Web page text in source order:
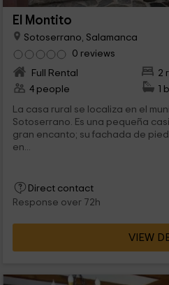
El Montito
Sotoserrano, Salamanca
0 reviews
Full Rental
2
4 people
1
La casa rural se localiza en el
Sotoserrano. Es una pequeña
gran encanto; su fachada de
en...
Direct contact
Response over 72h
VIEW